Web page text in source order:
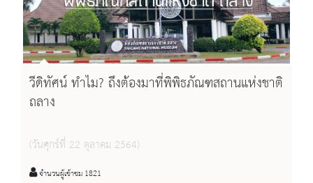
วีดิทัศน์ ทำไม? ถึงต้องมาที่พิพิธภัณฑสถานแห่งชาติ
ถลาง
(วันศุกร์ที่ 22 ตุลาคม 2564)
จำนวนผู้เข้าชม 1821